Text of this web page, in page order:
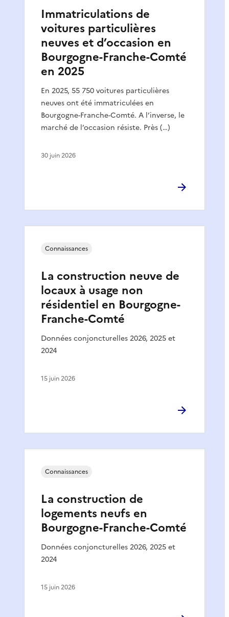
Immatriculations de
voitures particulières
neuves et d’occasion en
Bourgogne-Franche-Comté
en 2025
En 2025, 55 750 voitures particulières
neuves ont été immatriculées en
Bourgogne-Franche-Comté. A l’inverse, le
marché de l’occasion résiste. Près (…)
30 juin 2026
La construction neuve de
locaux à usage non
résidentiel en Bourgogne-
Franche-Comté
Données conjoncturelles 2026, 2025 et
2024
Connaissances
15 juin 2026
La construction de
logements neufs en
Bourgogne-Franche-Comté
Données conjoncturelles 2026, 2025 et
2024
Connaissances
15 juin 2026